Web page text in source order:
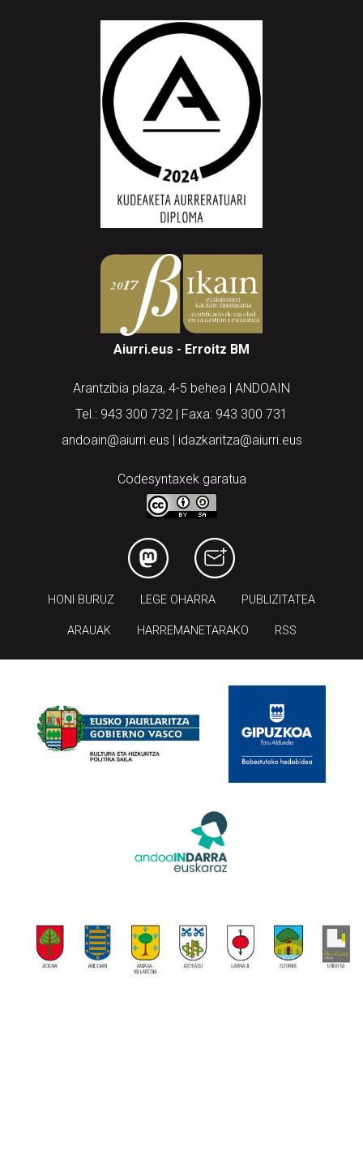
Aiurri.eus - Erroitz BM
Arantzibia plaza, 4-5 behea | ANDOAIN
Tel.: 943 300 732 | Faxa: 943 300 731
andoain@aiurri.eus | idazkaritza@aiurri.eus
Codesyntaxek garatua
HONI BURUZ LEGE OHARRA PUBLIZITATEA
ARAUAK HARREMANETARAKO RSS